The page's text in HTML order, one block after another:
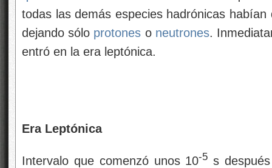
todas las demás especies hadrónicas
dejando sólo protones o neutrones.
entró en la era leptónica.
Era Leptónica
Intervalo que comenzó unos 10-5 s